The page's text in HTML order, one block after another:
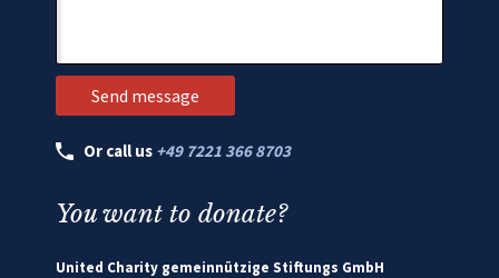
Or call us +49 7221 366 8703
You want to donate?
United Charity gemeinnützige Stiftungs GmbH